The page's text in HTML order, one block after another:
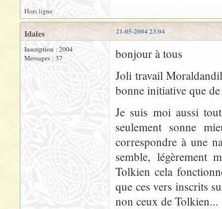
Hors ligne
21-05-2004 23:04
Idales
Inscription : 2004
Messages : 37
bonjour à tous
Joli travail
bonne initiative que
Je suis moi aussi
seulement sonne
correspondre à une
semble, légèrement
Tolkien cela
que ces vers inscrits
non ceux de Tolkien...